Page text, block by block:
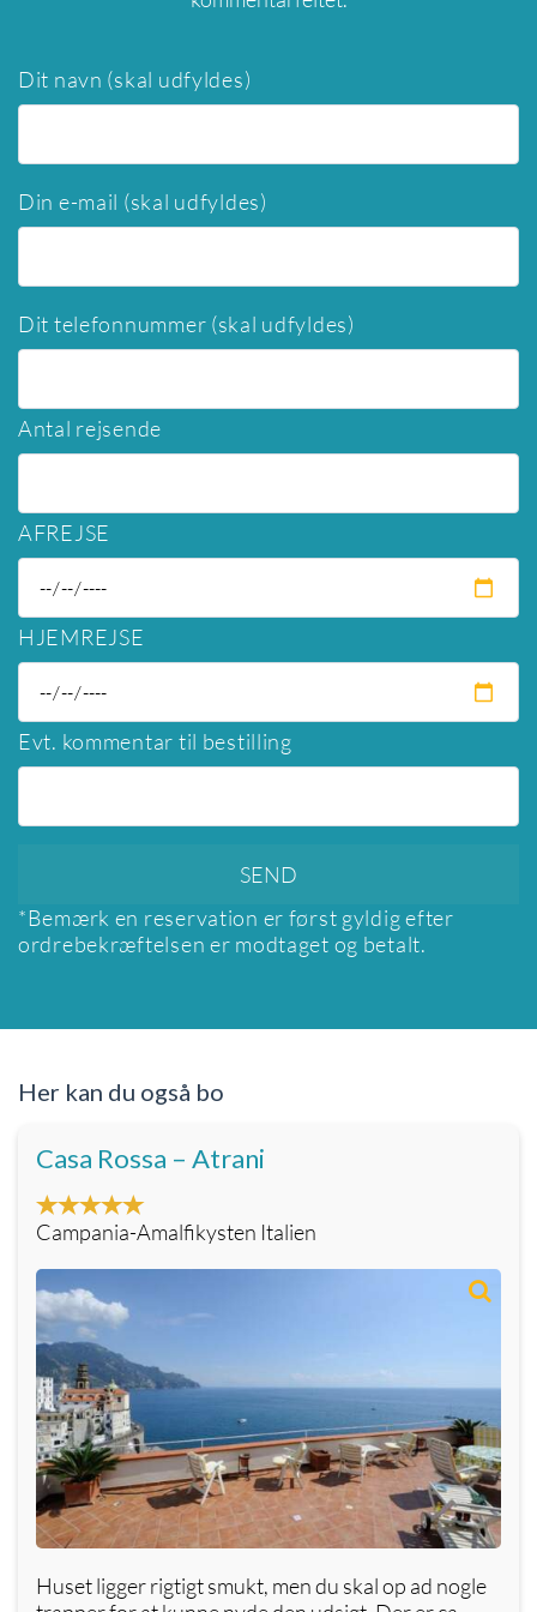
Dit navn (skal udfyldes)
Din e-mail (skal udfyldes)
Dit telefonnummer (skal udfyldes)
Antal rejsende
AFREJSE
HJEMREJSE
Evt. kommentar til bestilling
*Bemærk en reservation er først gyldig efter
ordrebekræftelsen er modtaget og betalt.
Her kan du også bo
Casa Rossa – Atrani
Campania-Amalfikysten Italien
Huset ligger rigtigt smukt, men du skal op ad nogle